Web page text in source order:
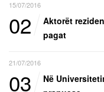
15/07/2016
02
Aktorët
pagat
21/07/2016
03
Në